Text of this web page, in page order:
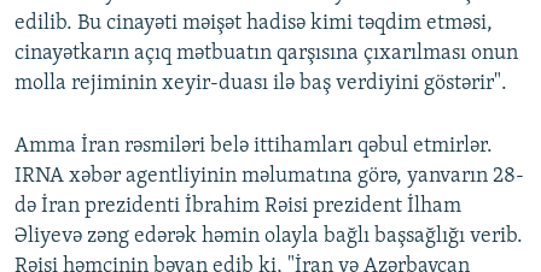
edilib. Bu cinayəti məişət hadisə kimi təqdim etməsi,
cinayətkarın açıq mətbuatın qarşısına çıxarılması onun
molla rejiminin xeyir-duası ilə baş verdiyini göstərir".
Amma İran rəsmiləri belə ittihamları qəbul etmirlər.
IRNA xəbər agentliyinin məlumatına görə, yanvarın 28-
də İran prezidenti İbrahim Rəisi prezident İlham
Əliyevə zəng edərək həmin olayla bağlı başsağlığı verib.
Rəisi həmçinin bəyan edib ki, "İran və Azərbaycan